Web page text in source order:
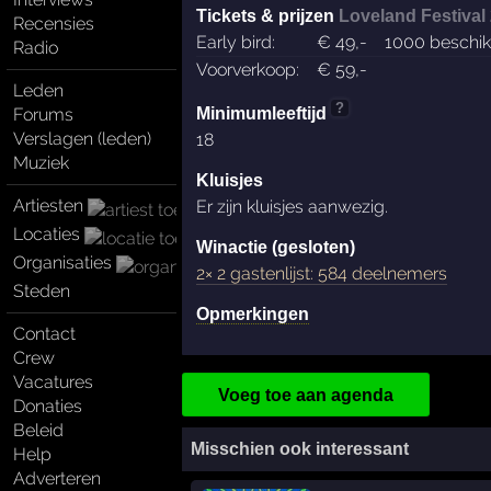
Recensies
Radio
Leden
Forums
Verslagen (leden)
Muziek
Artiesten
Locaties
Organisaties
Steden
Contact
Crew
Vacatures
Donaties
Beleid
Help
Adverteren
Tickets & prijzen Loveland Festival
Early bird: € 49,-
1000
Voorverkoop:
€ 59,-
Minimumleeftijd ?
18
Kluisjes
Er zijn kluisjes aanwezig.
Winactie (gesloten)
2× 2 gastenlijst: 584 deelnemers
Opmerkingen
Voeg toe aan agenda
Misschien ook interessant